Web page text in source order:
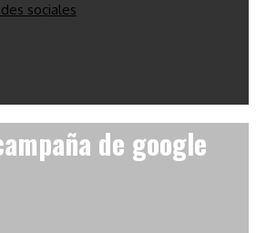
sociales
de google